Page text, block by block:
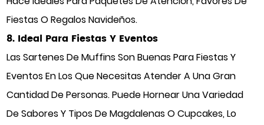
Fiestas O Regalos Navideños.
8. Ideal Para Fiestas Y Eventos
Las Sartenes De Muffins Son Buenas Para Fiestas Y
Eventos En Los Que Necesitas Atender A Una Gran
Cantidad De Personas. Puede Hornear Una Variedad
De Sabores Y Tipos De Magdalenas O Cupcakes, Lo